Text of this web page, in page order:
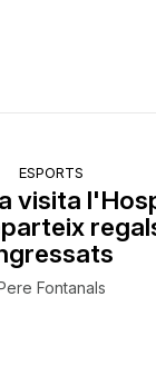
ESPORTS
visita
Fontanals